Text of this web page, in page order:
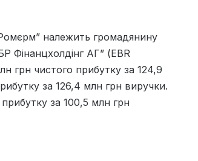
належить громадянину
Фінанцхолдінг АГ” (EBR
грн чистого прибутку за 124,9
за 126,4 млн грн виручки.
за 100,5 млн грн